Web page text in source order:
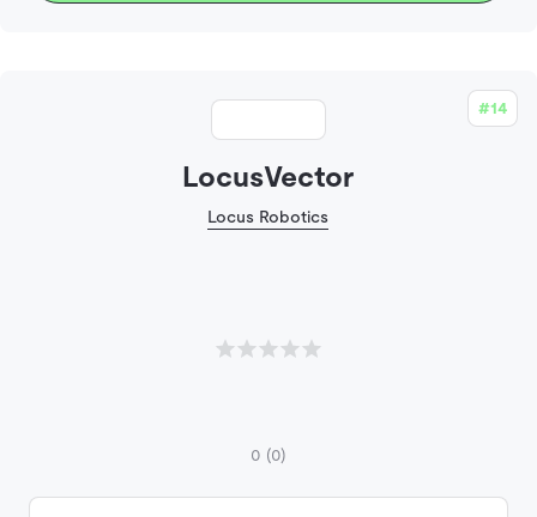
#14
LocusVector
Locus Robotics
0 (0)